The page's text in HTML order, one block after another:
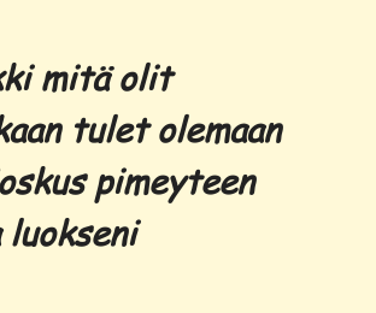
mitä olit
tulet olemaan
pimeyteen